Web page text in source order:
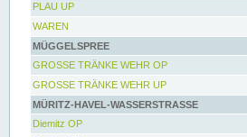
PLAU UP
WAREN
MÜGGELSPREE
GROSSE TRÄNKE WEHR OP
GROSSE TRÄNKE WEHR UP
MÜRITZ-HAVEL-WASSERSTRASSE
Diemitz OP